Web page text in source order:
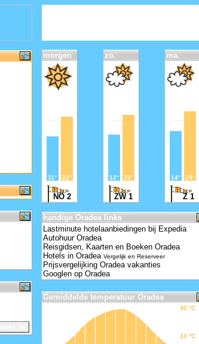
morgen zo. ma.
11° 22° 12° 23° 14° 25°
NO 2 ZW 1 Z 1
handige Oradea links
Lastminute hotelaanbiedingen bij Expedia
Autohuur Oradea
Reisgidsen, Kaarten en Boeken Oradea
Hotels in Oradea Vergelijk en Reserveer
Prijsvergelijking Oradea vakanties
Googlen op Oradea
Gemiddelde temperatuur Oradea
30 °C
10 °C